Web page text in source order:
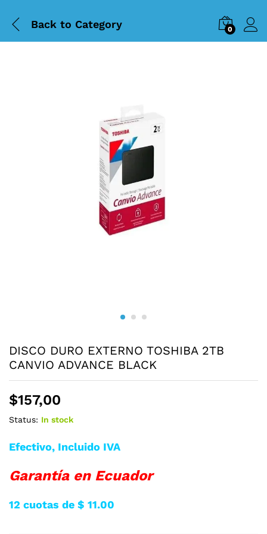
Back to Category 0
DISCO DURO EXTERNO TOSHIBA 2TB
CANVIO ADVANCE BLACK
$157,00
Status: In stock
Efectivo, Incluido IVA
Garantía en Ecuador
12 cuotas de $ 11.00